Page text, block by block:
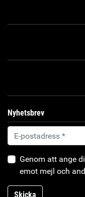
Nyhetsbrev
Genom att ange
emot mejl och
Skicka